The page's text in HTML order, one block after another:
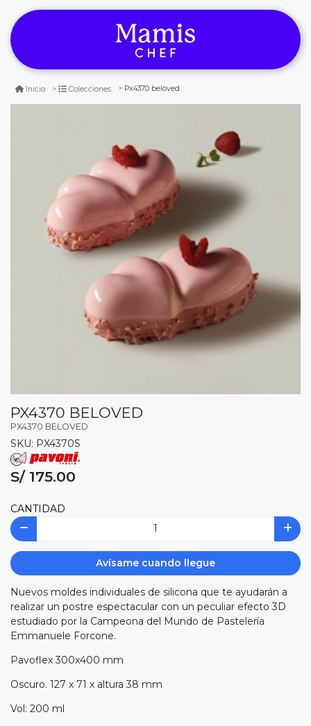
Inicio Colecciones Px4370 beloved
PX4370 BELOVED
PX4370 BELOVED
SKU: PX4370S
S/ 175.00
CANTIDAD
Avísame cuando llegue
Nuevos moldes individuales de silicona que te ayudarán a
realizar un postre espectacular con un peculiar efecto 3D
estudiado por la Campeona del Mundo de Pastelería
Emmanuele Forcone.
Pavoflex 300x400 mm
Oscuro. 127 x 71 x altura 38 mm
Vol: 200 ml